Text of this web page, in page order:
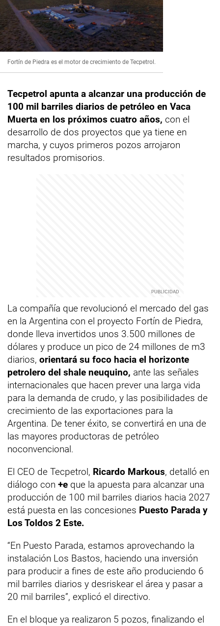
Fortín de Piedra es el motor de crecimiento de Tecpetrol.
Tecpetrol apunta a alcanzar una producción de
100 mil barriles diarios de petróleo en Vaca
Muerta en los próximos cuatro años, con el
desarrollo de dos proyectos que ya tiene en
marcha, y cuyos primeros pozos arrojaron
resultados promisorios.
La compañía que revolucionó el mercado del gas
en la Argentina con el proyecto Fortín de Piedra,
donde lleva invertidos unos 3.500 millones de
dólares y produce un pico de 24 millones de m3
diarios, orientará su foco hacia el horizonte
petrolero del shale neuquino, ante las señales
internacionales que hacen prever una larga vida
para la demanda de crudo, y las posibilidades de
crecimiento de las exportaciones para la
Argentina. De tener éxito, se convertirá en una de
las mayores productoras de petróleo
noconvencional.
El CEO de Tecpetrol, Ricardo Markous, detalló en
diálogo con +e que la apuesta para alcanzar una
producción de 100 mil barriles diarios hacia 2027
está puesta en las concesiones Puesto Parada y
Los Toldos 2 Este.
“En Puesto Parada, estamos aprovechando la
instalación Los Bastos, haciendo una inversión
para producir a fines de este año produciendo 6
mil barriles diarios y desriskear el área y pasar a
20 mil barriles”, explicó el directivo.
En el bloque ya realizaron 5 pozos, finalizando el